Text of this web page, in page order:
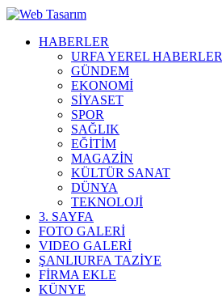
HABERLER
URFA YEREL HABERLER
GÜNDEM
EKONOMİ
SİYASET
SPOR
SAĞLIK
EĞİTİM
MAGAZİN
KÜLTÜR SANAT
DÜNYA
TEKNOLOJİ
3. SAYFA
FOTO GALERİ
VIDEO GALERİ
ŞANLIURFA TAZİYE
FİRMA EKLE
KÜNYE